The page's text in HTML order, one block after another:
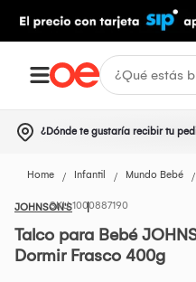
¿Dónde te gustaría recibir tu
Home Infantil Mundo Bebé
JOHNSON'S1000887190
Talco para Bebé
Dormir Frasco 400g